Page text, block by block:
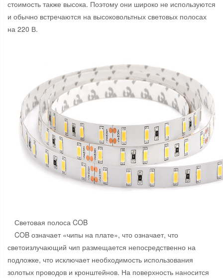
стоимость также высока. Поэтому они широко не используются
и обычно встречаются на высоковольтных световых полосах
на 220 В.
Световая полоса COB
COB означает «чипы на плате», что означает, что
светоизлучающий чип размещается непосредственно на
подложке, что исключает необходимость использования
золотых проводов и кронштейнов. На поверхность наносится